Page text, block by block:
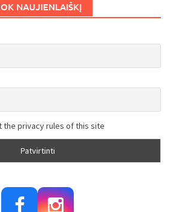
NAUJIENLAIŠKĮ
the privacy rules of this site